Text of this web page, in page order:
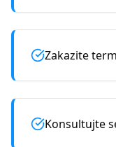
Zakazite
Konsultujte